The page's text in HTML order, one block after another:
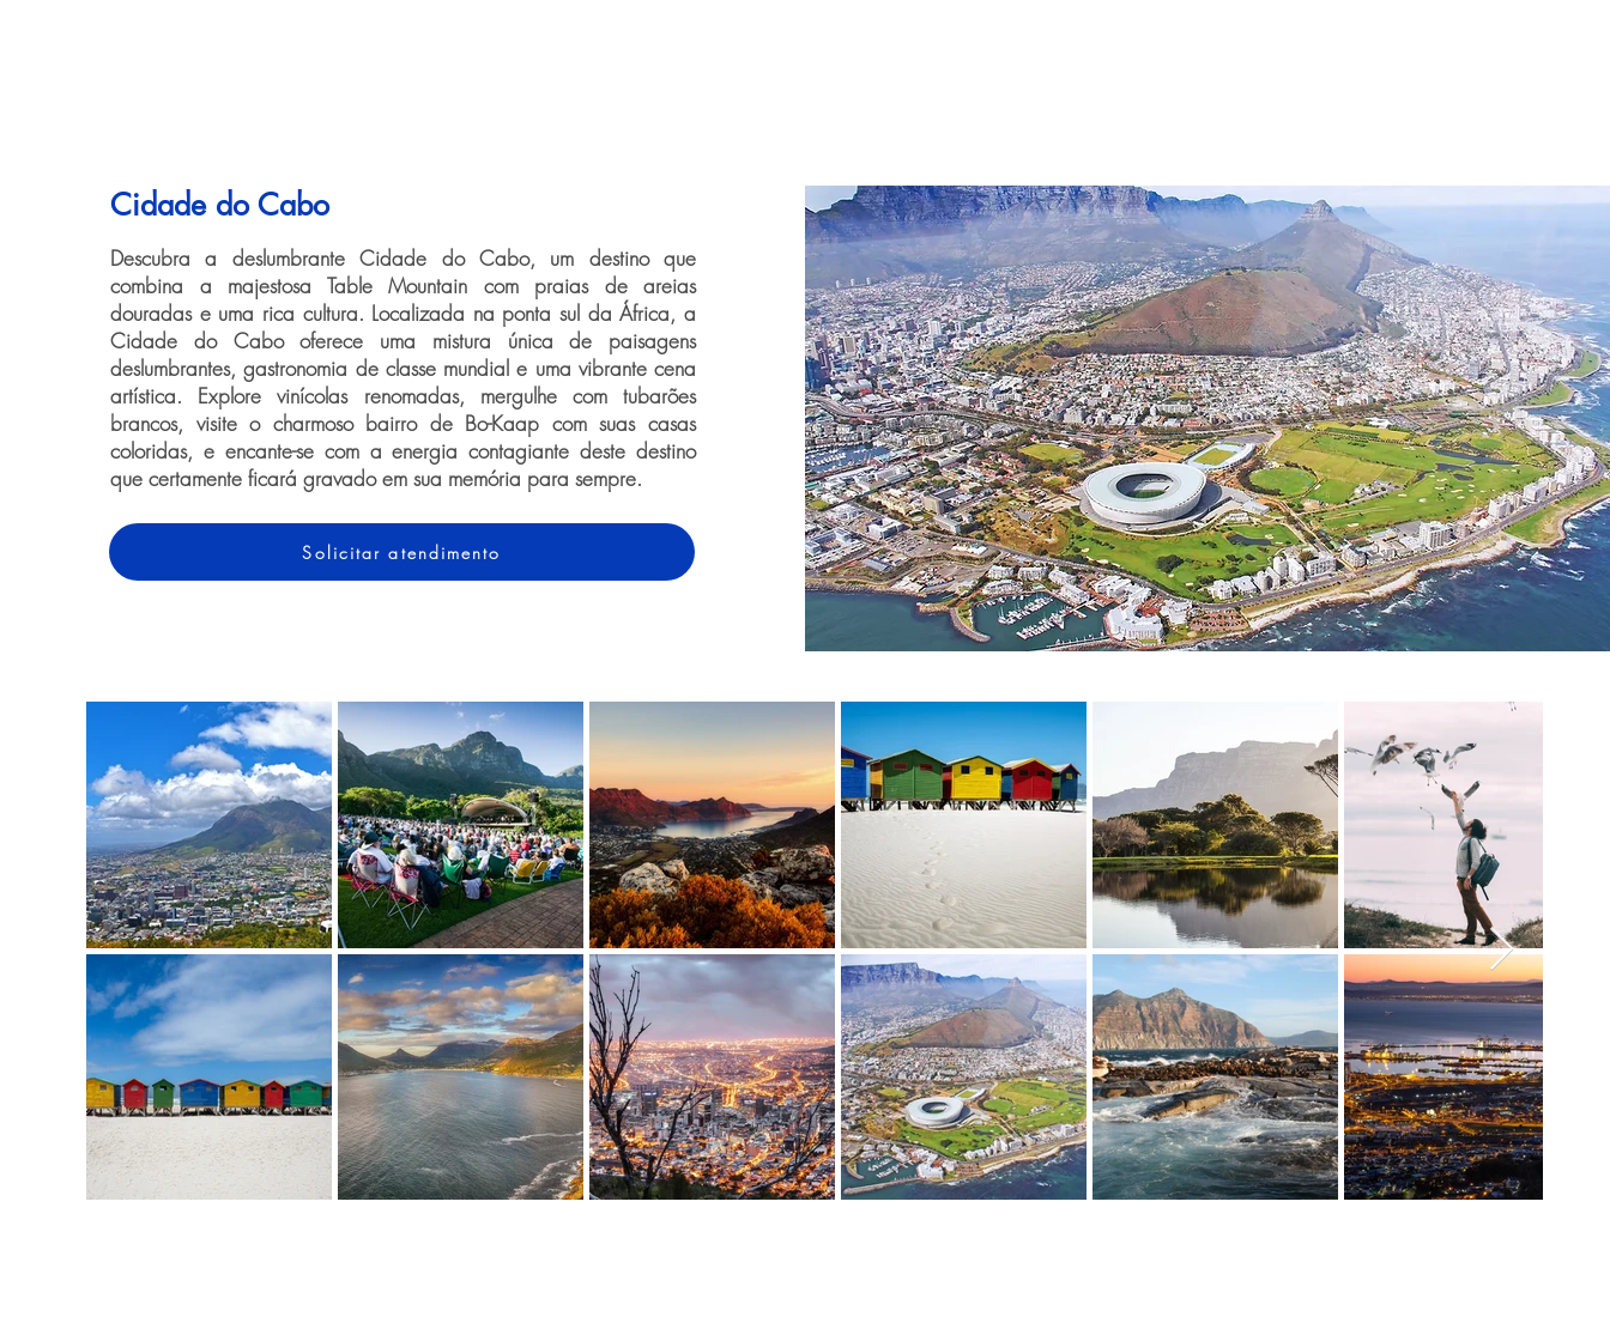
Cidade do Cabo
Descubra a deslumbrante Cidade do Cabo, um destino que
combina a majestosa Table Mountain com praias de areias
douradas e uma rica cultura. Localizada na ponta sul da África, a
Cidade do Cabo oferece uma mistura única de paisagens
deslumbrantes, gastronomia de classe mundial e uma vibrante cena
artística. Explore vinícolas renomadas, mergulhe com tubarões
brancos, visite o charmoso bairro de Bo-Kaap com suas casas
coloridas, e encante-se com a energia contagiante deste destino
que certamente ficará gravado em sua memória para sempre.
Solicitar atendimento